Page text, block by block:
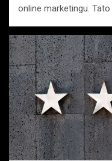
online marketingu.